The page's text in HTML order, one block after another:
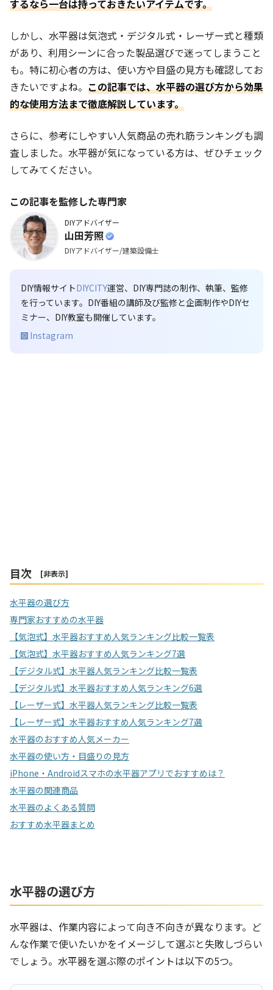
するなら一台は持っておきたいアイテムです。
しかし、水平器は気泡式・デジタル式・レーザー式と種類
があり、利用シーンに合った製品選びで迷ってしまうこと
も。特に初心者の方は、使い方や目盛の見方も確認してお
きたいですよね。 この記事では、水平器の選び方から効果
的な使用方法まで徹底解説しています。
さらに、参考にしやすい人気商品の売れ筋ランキングも調
査しました。水平器が気になっている方は、ぜひチェック
してみてください。
この記事を監修した専門家
DIYアドバイザー
山田芳照
DIYアドバイザー/建築設備士
DIY情報サイトDIYCITY運営、DIY専門誌の制作、執筆、監修
を行っています。DIY番組の講師及び監修と企画制作やDIYセ
ミナー、DIY教室も開催しています。
Instagram
目次 [非表示]
水平器の選び方
専門家おすすめの水平器
【気泡式】水平器おすすめ人気ランキング比較一覧表
【気泡式】水平器おすすめ人気ランキング7選
【デジタル式】水平器人気ランキング比較一覧表
【デジタル式】水平器おすすめ人気ランキング6選
【レーザー式】水平器人気ランキング比較一覧表
【レーザー式】水平器おすすめ人気ランキング7選
水平器のおすすめ人気メーカー
水平器の使い方・目盛りの見方
iPhone・Androidスマホの水平器アプリでおすすめは？
水平器の関連商品
水平器のよくある質問
おすすめ水平器まとめ
水平器の選び方
水平器は、作業内容によって向き不向きが異なります。ど
んな作業で使いたいかをイメージして選ぶと失敗しづらい
でしょう。水平器を選ぶ際のポイントは以下の5つ。